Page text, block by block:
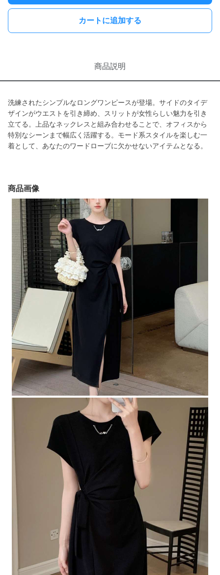
カートに追加する
商品説明
洗練されたシンプルなロングワンピースが登場。サイドのタイデ
ザインがウエストを引き締め、スリットが女性らしい魅力を引き
立てる。上品なネックレスと組み合わせることで、オフィスから
特別なシーンまで幅広く活躍する。モード系スタイルを楽しむ一
着として、あなたのワードローブに欠かせないアイテムとなる。
商品画像